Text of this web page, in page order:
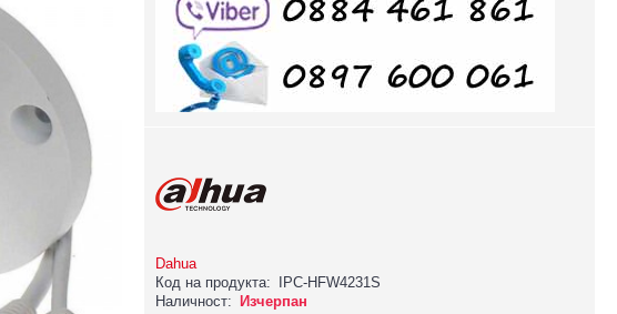
Dahua
Код на продукта:
IPC-HFW4231S
Наличност:
Изчерпан